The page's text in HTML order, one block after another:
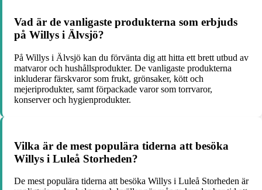
Vad är de vanligaste produkterna som erbjuds
på Willys i Älvsjö?
På Willys i Älvsjö kan du förvänta dig att hitta ett brett utbud av
matvaror och hushållsprodukter. De vanligaste produkterna
inkluderar färskvaror som frukt, grönsaker, kött och
mejeriprodukter, samt förpackade varor som torrvaror,
konserver och hygienprodukter.
Vilka är de mest populära tiderna att besöka
Willys i Luleå Storheden?
De mest populära tiderna att besöka Willys i Luleå Storheden är